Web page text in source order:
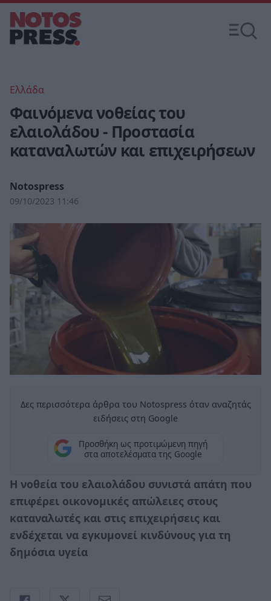
Ελλάδα
Φαινόμενα νοθείας του
ελαιολάδου - Προστασία
καταναλωτών και επιχειρήσεων
Notospress
09/10/2023 11:46
Δες περισσότερα άρθρα του Notospress όταν αναζητάς
ειδήσεις στη Google
Προσθήκη ως προτιμώμενη πηγή
στα αποτελέσματα της Google
Η νοθεία του ελαιολάδου συνιστά απάτη που
επιφέρει οικονομικές απώλειες στους
καταναλωτές και στις επιχειρήσεις και
ενδέχεται να εγκυμονεί κινδύνους για τη
δημόσια υγεία